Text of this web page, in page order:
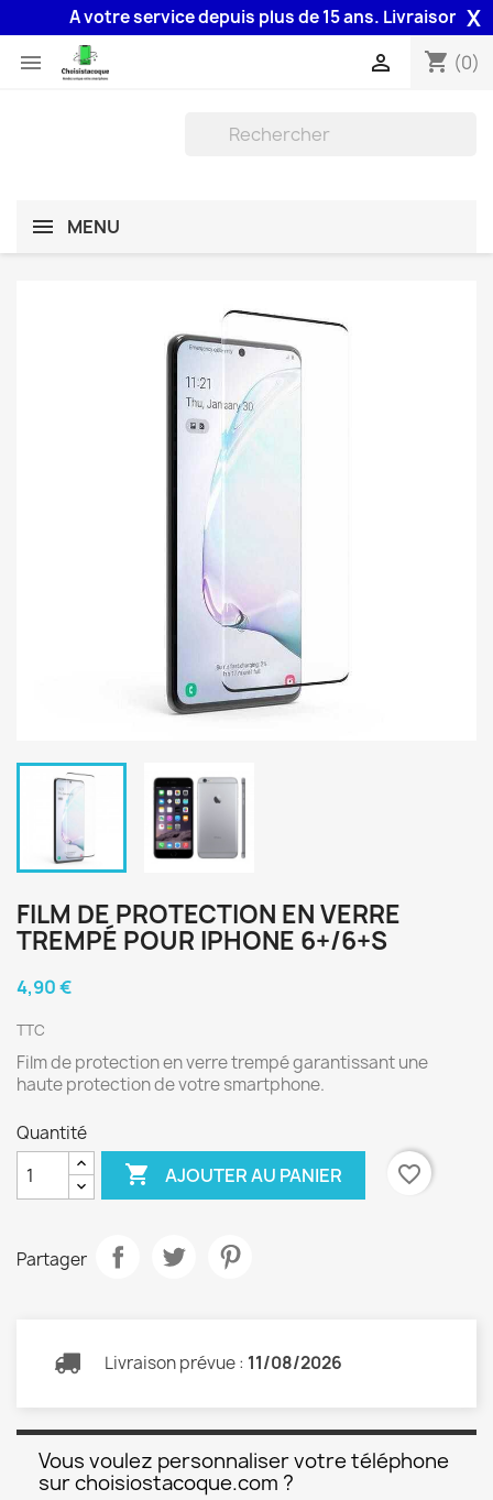
A votre service depuis plus de 15 ans. Livraison 48HX
 shopping_cart (0)

MENU
FILM DE PROTECTION EN VERRE
TREMPÉ POUR IPHONE 6+/6+S
4,90 €
TTC
Film de protection en verre trempé garantissant une
haute protection de votre smartphone.
Quantité
 AJOUTER AU PANIER favorite_border
Partager
Livraison prévue : 11/08/2026
Vous voulez personnaliser votre téléphone
sur choisiostacoque.com ?